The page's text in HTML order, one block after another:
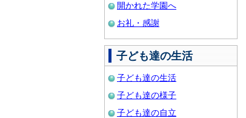
開かれた学園へ
お礼・感謝
子ども達の生活
子ども達の生活
子ども達の様子
子ども達の自立